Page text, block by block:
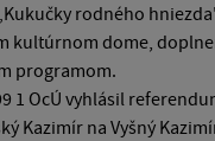
rodného
kultúrnom dome,
programom.
1 OcÚ vyhlásil
Kazimír na Vyšný